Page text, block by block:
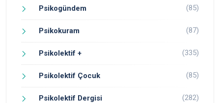
Psikogündem (85)
Psikokuram (87)
Psikolektif + (335)
Psikolektif Çocuk (85)
Psikolektif Dergisi (282)